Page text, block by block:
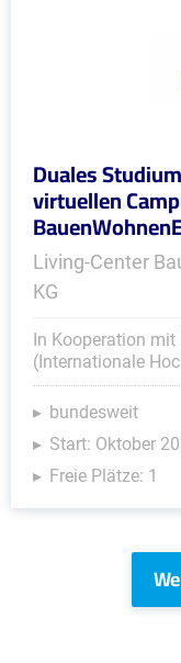
Duales
virtuellen
Living-Center
KG
In Kooperation mit
(Internationale
bundesweit
Start: Oktober
Freie Plätze: 1